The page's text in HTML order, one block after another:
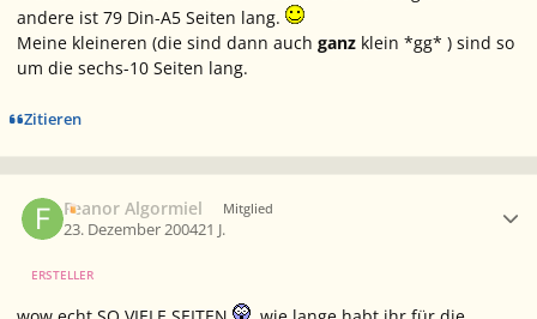
andere ist 79 Din-A5 Seiten lang.
Meine kleineren (die sind dann auch ganz klein *gg* ) sind so
um die sechs-10 Seiten lang.
Zitieren
Feanor Algormiel Mitglied
23. Dezember 200421 J.
ERSTELLER